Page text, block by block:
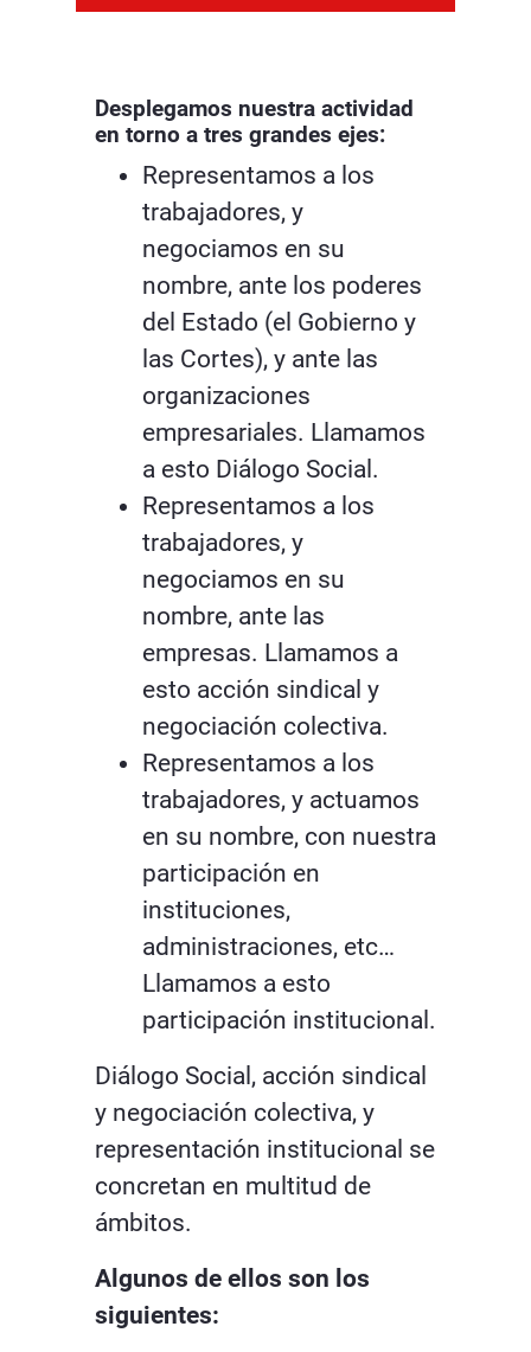
Desplegamos nuestra actividad
en torno a tres grandes ejes:
Representamos a los
trabajadores, y
negociamos en su
nombre, ante los poderes
del Estado (el Gobierno y
las Cortes), y ante las
organizaciones
empresariales. Llamamos
a esto Diálogo Social.
Representamos a los
trabajadores, y
negociamos en su
nombre, ante las
empresas. Llamamos a
esto acción sindical y
negociación colectiva.
Representamos a los
trabajadores, y actuamos
en su nombre, con nuestra
participación en
instituciones,
administraciones, etc…
Llamamos a esto
participación institucional.
Diálogo Social, acción sindical
y negociación colectiva, y
representación institucional se
concretan en multitud de
ámbitos.
Algunos de ellos son los
siguientes: